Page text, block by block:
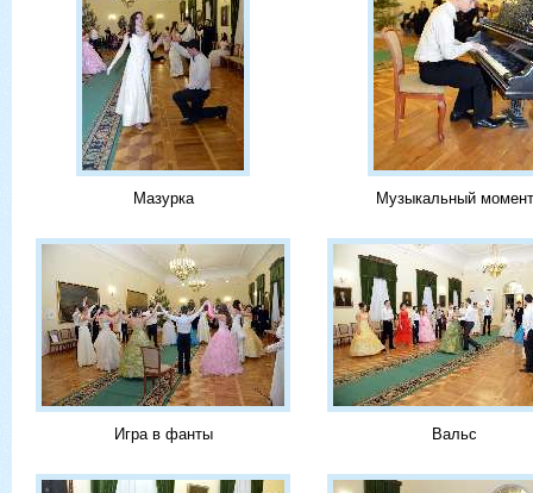
Мазурка Музыкальный момент
Игра в фанты Вальс